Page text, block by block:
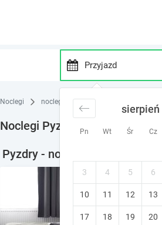
P
e
s
s
d
o
w
n
Pn Wt Śr Cz
sierpień
3 4 5 6
10 11 12 13
17 18 19 20
Noclegi noclegi Wielkopolska
Noclegi Pyzdry
Pyzdry - noclegi w okolicy